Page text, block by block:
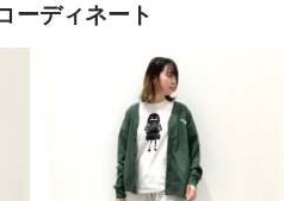
ーディネート